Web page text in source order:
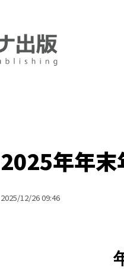
2025年年末
2025/12/26 09:46